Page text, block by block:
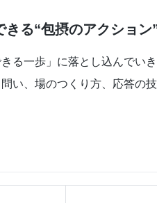
る“包摂のアクション
る一歩」に落とし込んでい
い、場のつくり方、応答の